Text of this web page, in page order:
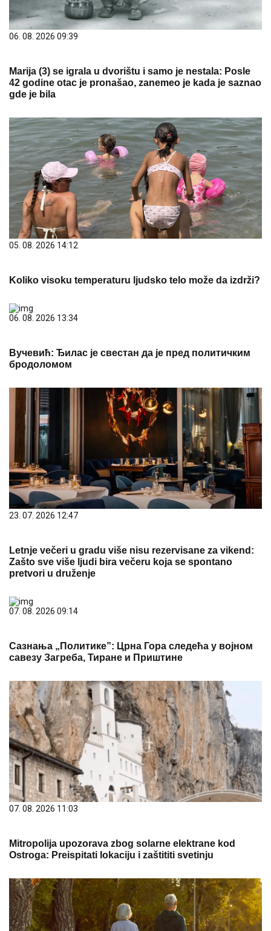
06. 08. 2026 09:39
Marija (3) se igrala u dvorištu i samo je nestala: Posle
42 godine otac je pronašao, zanemeo je kada je saznao
gde je bila
05. 08. 2026 14:12
Koliko visoku temperaturu ljudsko telo može da izdrži?
06. 08. 2026 13:34
Вучевић: Ђилас је свестан да је пред политичким
бродоломом
23. 07. 2026 12:47
Letnje večeri u gradu više nisu rezervisane za vikend:
Zašto sve više ljudi bira večeru koja se spontano
pretvori u druženje
07. 08. 2026 09:14
Сазнања „Политике”: Црна Гора следећа у војном
савезу Загреба, Тиране и Приштине
07. 08. 2026 11:03
Mitropolija upozorava zbog solarne elektrane kod
Ostroga: Preispitati lokaciju i zaštititi svetinju